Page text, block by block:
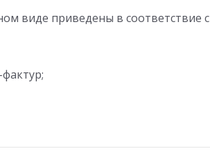
виде приведены в соответствие с